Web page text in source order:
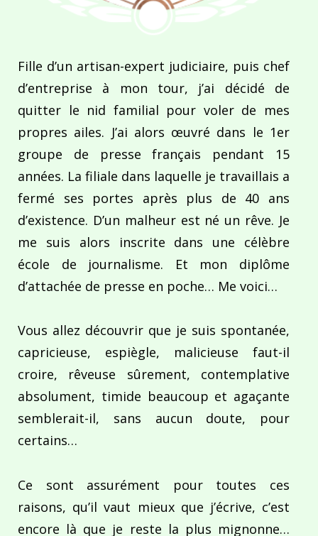
Fille d’un artisan-expert judiciaire, puis chef
d’entreprise à mon tour, j’ai décidé de
quitter le nid familial pour voler de mes
propres ailes. J’ai alors œuvré dans le 1er
groupe de presse français pendant 15
années. La filiale dans laquelle je travaillais a
fermé ses portes après plus de 40 ans
d’existence. D’un malheur est né un rêve. Je
me suis alors inscrite dans une célèbre
école de journalisme. Et mon diplôme
d’attachée de presse en poche… Me voici…
Vous allez découvrir que je suis spontanée,
capricieuse, espiègle, malicieuse faut-il
croire, rêveuse sûrement, contemplative
absolument, timide beaucoup et agaçante
semblerait-il, sans aucun doute, pour
certains…
Ce sont assurément pour toutes ces
raisons, qu’il vaut mieux que j’écrive, c’est
encore là que je reste la plus mignonne…